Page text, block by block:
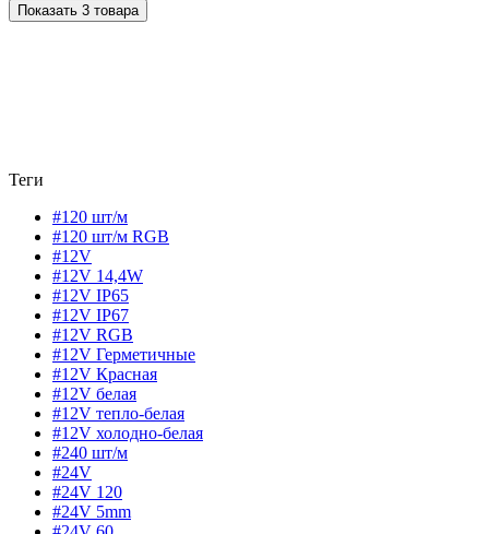
Показать 3 товара
Теги
#120 шт/м
#120 шт/м RGB
#12V
#12V 14,4W
#12V IP65
#12V IP67
#12V RGB
#12V Герметичные
#12V Красная
#12V белая
#12V тепло-белая
#12V холодно-белая
#240 шт/м
#24V
#24V 120
#24V 5mm